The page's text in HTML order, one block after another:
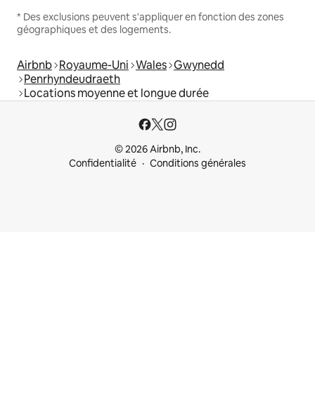
* Des exclusions peuvent s'appliquer en fonction des zones
géographiques et des logements.
Airbnb Royaume-Uni Wales Gwynedd
Penrhyndeudraeth
Locations moyenne et longue durée
© 2026 Airbnb, Inc.
Confidentialité
Conditions générales